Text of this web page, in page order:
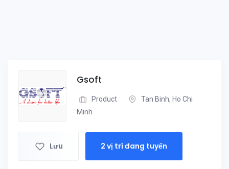
Gsoft
Product
Tan Binh, Ho Chi
Minh
Lưu 2 vị trí đang tuyển